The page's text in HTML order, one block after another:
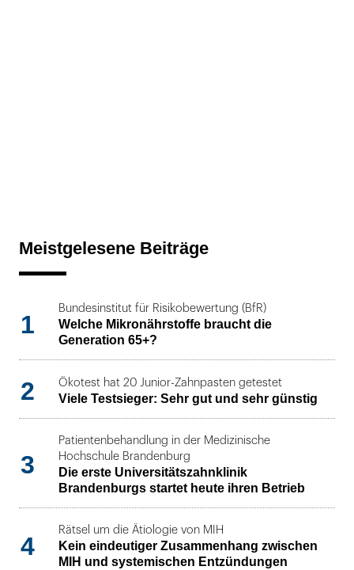
Meistgelesene Beiträge
1
Bundesinstitut für Risikobewertung (BfR)
Welche Mikronährstoffe braucht die
Generation 65+?
2 Ökotest hat 20 Junior-Zahnpasten getestet
Viele Testsieger: Sehr gut und sehr günstig
3
Patientenbehandlung in der Medizinische
Hochschule Brandenburg
Die erste Universitätszahnklinik
Brandenburgs startet heute ihren Betrieb
4
Rätsel um die Ätiologie von MIH
Kein eindeutiger Zusammenhang zwischen
MIH und systemischen Entzündungen